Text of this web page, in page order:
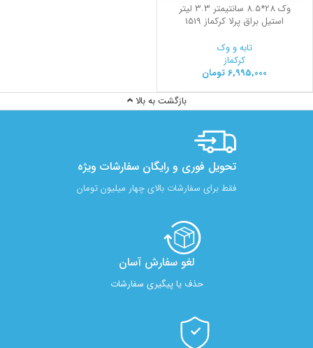
وک 28*8.5 سانتیمتر 3.3 لیتر
استیل براق پرلا کرکماز 1519
تابه و وک
کرکماز
6,995,000 تومان
بازگشت به بالا
تحویل فوری و رایگان سفارشات ویژه
فقط برای سفارشات بالای چهار میلیون تومان
لغو سفارش آسان​
حذف یا پیگیری سفارشات